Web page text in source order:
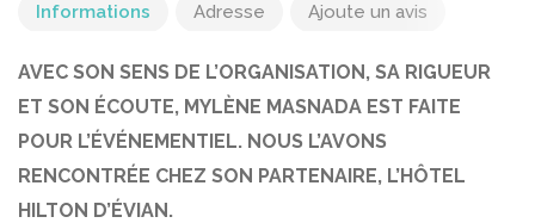
Informations Adresse Ajoute un avis
AVEC SON SENS DE L’ORGANISATION, SA RIGUEUR
ET SON ÉCOUTE, MYLÈNE MASNADA EST FAITE
POUR L’ÉVÉNEMENTIEL. NOUS L’AVONS
RENCONTRÉE CHEZ SON PARTENAIRE, L’HÔTEL
HILTON D’ÉVIAN.